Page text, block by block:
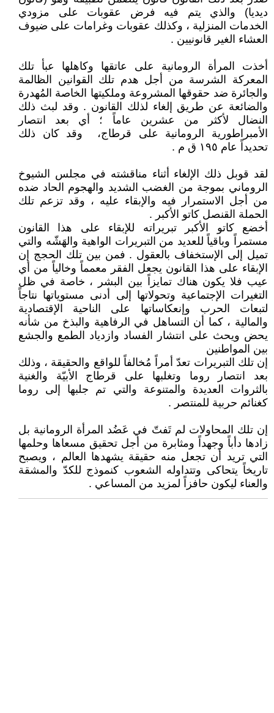
ديديا) والذي يتم فيه فرض عقوبات على مزودي
الخدمات المنزلية ، وكذلك عقوبات وغرامات على ضيوف
العشاء الغير قانونيين .
أخذت المرأة الرومانية على عاتقها وكاهلها عبأ تلك
المعركة الشرسة من أجل هدم تلك القوانين الظالمة
والجائرة ضد حقوقها المشروعة وملكيتها الخاصة المُهدرة
والضائعة عن طريق إلغاء لذلك القانون . وقد لبث ذلك
النضال لأكثر من عشرين عاماً ؛ أي بعد انتصار
الأمبراطورية الرومانية على قرطاج، وقد كان ذلك
تحديداً عام ١٩٥ ق م .
لقد قوبل ذلك الإلغاء أثناء مناقشته في مجلس الشيوخ
الروماني بموجة من الغضب الشديد والهجوم الحاد ضده
من أجل الاستمرار فيه والإبقاء عليه ، وقد تزعم تلك
الحملة القنصل كاتو الأكبر .
أخضع كاتو الأكبر تبريراته للإبقاء على هذا القانون
مستمراً وباقياً للعديد من التبريرات الواهية والهَشّه والتي
تميل إلى الإستخفاف بالعقول . فمن بين تلك الحجج إن
الإبقاء على هذا القانون يجعل الفقر معمماً وخالياً من أي
عيب فلا يكون هناك تمايزاً بين البشر ، خاصة في ظل
التغيرات الإجتماعية وتحولاتها إلى أدنى مستوياتها نتاجاً
لتبعات الحرب وإنعكاساتها على الناحية الإقتصادية
والمالية ، كما أن التساهل في الرفاهية والبذخ من شأنه
يحض ويحث على انتشار الفساد وازدياد الطمع والجشع
بين المواطنين
إن تلك التبريرات تعدّ أمراً مُخالفاً للواقع والحقيقة ، وذلك
بعد انتصار روما وتغلبها على قرطاج الأبيّة والغنية
بالثروات العديدة والمتنوعة والتي تم جلبها إلى روما
كغنائم حربية للمنتصر .
إن تلك المحاولات لم تَفتّ في عَضُد المرأة الرومانية بل
زادها دأباً وجهداً ومثابرة من أجل تحقيق مسعاها وحلمها
التي تريد أن تجعل منه حقيقة يشهدها العالم ، ويصبح
تاريخاً يتحاكى وتتداوله الشعوب كنموذج للكدّ والمشقة
والعناء ليكون حافزاً لمزيد من المساعي .